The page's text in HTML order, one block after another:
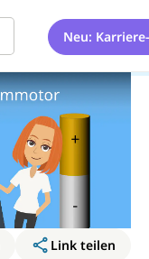
Neu:
Link teilen